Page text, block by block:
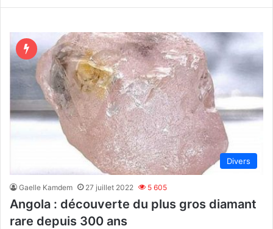
Divers
Gaelle Kamdem 27 juillet 2022 5 605
Angola : découverte du plus gros diamant
rare depuis 300 ans